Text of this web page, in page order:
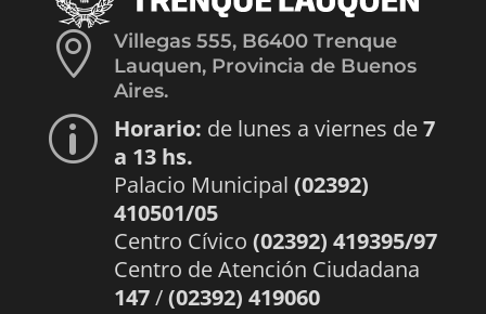

Villegas 555, B6400 Trenque
Lauquen, Provincia de Buenos
Aires.
p Horario: de lunes a viernes de7
a 13 hs.
Palacio Municipal (02392)
410501/05
Centro Cívico (02392) 419395/97
Centro de Atención Ciudadana
147/(02392) 419060